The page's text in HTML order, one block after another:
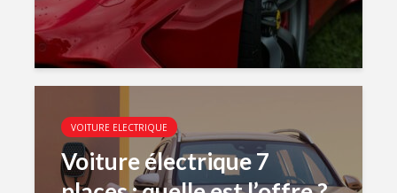
VOITURE ELECTRIQUE
Voiture électrique 7